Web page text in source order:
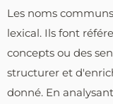
Les noms
lexical. Ils font
concepts ou des
structurer et
donné. En